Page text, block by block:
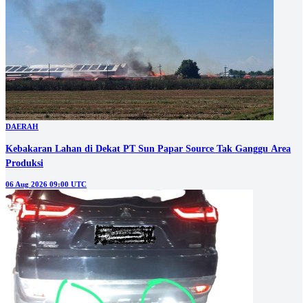
DAERAH
Kebakaran Lahan di Dekat PT Sun Papar Source Tak Ganggu Area
Produksi
06 Aug 2026 09:00 UTC